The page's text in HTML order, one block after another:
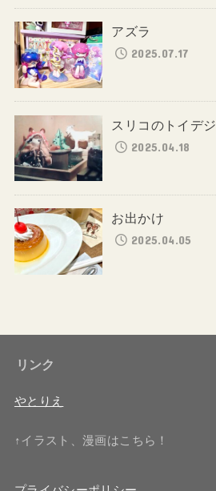
アズラ
2025.07.17
スリコのトイデジ
2025.04.18
お出かけ
2025.04.05
リンク
やとりえ
↑イラスト、漫画はこちら！